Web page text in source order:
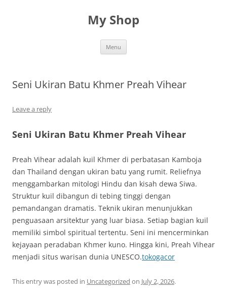
My Shop
Menu
Seni Ukiran Batu Khmer Preah Vihear
Leave a reply
Seni Ukiran Batu Khmer Preah Vihear
Preah Vihear adalah kuil Khmer di perbatasan Kamboja
dan Thailand dengan ukiran batu yang rumit. Reliefnya
menggambarkan mitologi Hindu dan kisah dewa Siwa.
Struktur kuil dibangun di tebing tinggi dengan
pemandangan dramatis. Teknik ukiran menunjukkan
penguasaan arsitektur yang luar biasa. Setiap bagian kuil
memiliki simbol spiritual tertentu. Seni ini mencerminkan
kejayaan peradaban Khmer kuno. Hingga kini, Preah Vihear
menjadi situs warisan dunia UNESCO.tokogacor
This entry was posted in Uncategorized on July 2, 2026.